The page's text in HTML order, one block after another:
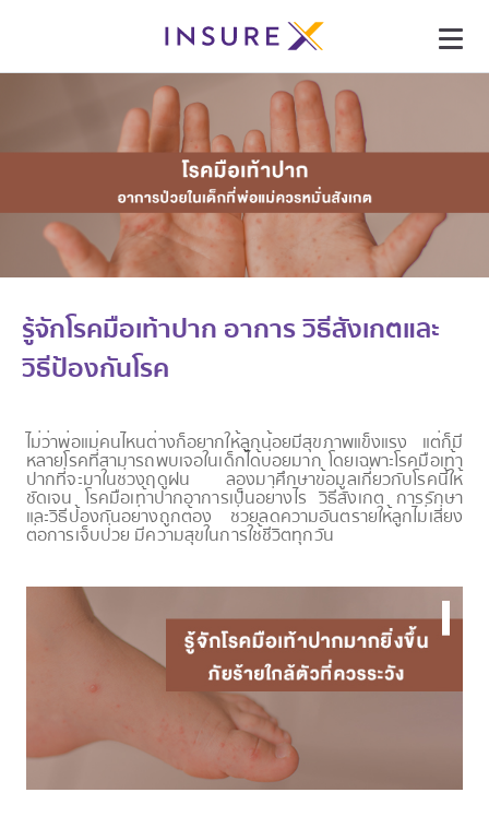
รู้จักโรคมือเท้าปาก อาการ วิธีสังเกตและ
วิธีป้องกันโรค
ไม่ว่าพ่อแม่คนไหนต่างก็อยากให้ลูกน้อยมีสุขภาพแข็งแรง แต่ก็มี
หลายโรคที่สามารถพบเจอในเด็กได้บ่อยมาก โดยเฉพาะโรคมือเท้า
ปากที่จะมาในช่วงฤดูฝน ลองมาศึกษาข้อมูลเกี่ยวกับโรคนี้ให้
ชัดเจน โรคมือเท้าปากอาการเป็นอย่างไร วิธีสังเกต การรักษา
และวิธีป้องกันอย่างถูกต้อง ช่วยลดความอันตรายให้ลูกไม่เสี่ยง
ต่อการเจ็บป่วย มีความสุขในการใช้ชีวิตทุกวัน